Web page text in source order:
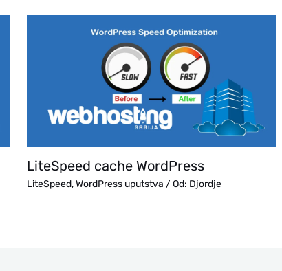
LiteSpeed cache WordPress
LiteSpeed,WordPress uputstva / Od: Djordje